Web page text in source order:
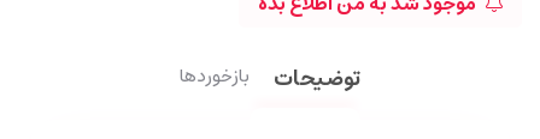
توضیحات بازخوردها